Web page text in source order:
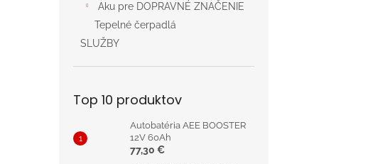
Aku pre DOPRAVNÉ ZNAČENIE
Tepelné čerpadlá
SLUŽBY
Top 10 produktov
Autobatéria AEE BOOSTER
12V 60Ah
77,30 €